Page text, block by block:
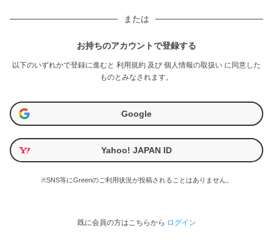
または
お持ちのアカウントで登録する
以下のいずれかで登録に進むと 利用規約 及び 個人情報の取扱い に同意した
ものとみなされます。
Google
Yahoo! JAPAN ID
※SNS等にGreenのご利用状況が投稿されることはありません。
既に会員の方はこちらから ログイン